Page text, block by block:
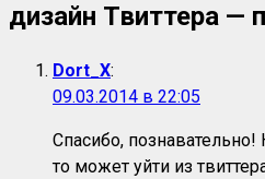
дизайн Твиттера
Dort_X:
09.03.2014 в 22:05
Спасибо, познавательно!
то может уйти из